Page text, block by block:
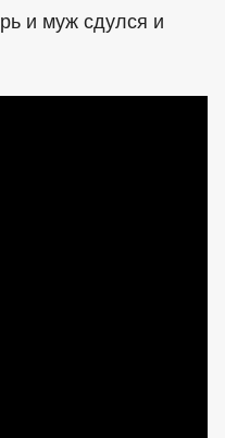
и муж сдулся и